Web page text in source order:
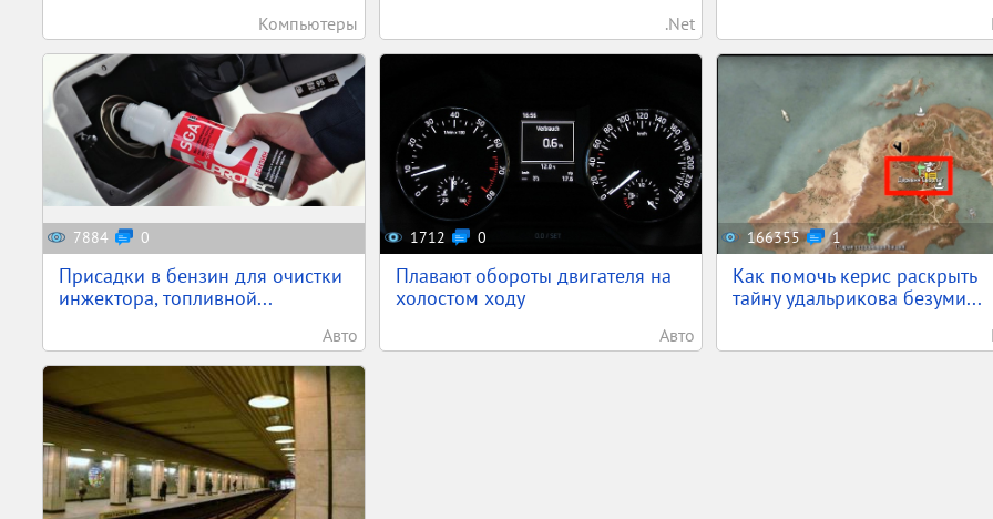
Компьютеры .Net
7884 0
Присадки в бензин для очистки
инжектора, топливной...
Авто
1712 0
Плавают обороты двигателя на
холостом ходу
Авто
166355 1
Как помочь керис раскрыть
тайну удальрикова безуми...